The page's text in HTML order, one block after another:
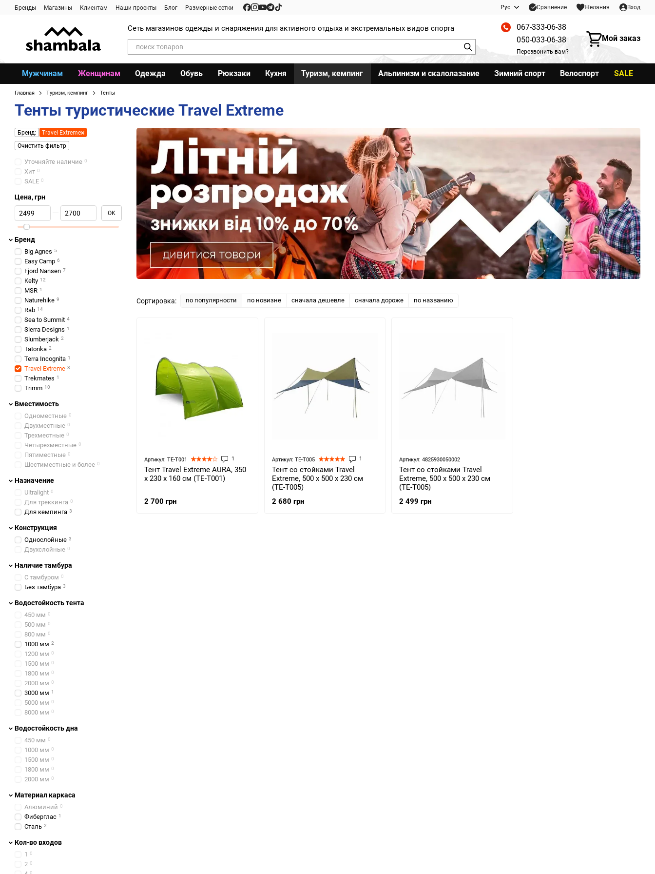
Перейти к основному контенту
Бренды Магазины Клиентам Наши проекты Блог Размерные сетки Рус Сравнение Желания Вход
Сеть магазинов одежды и снаряжения для активного отдыха и экстремальных видов спорта
067-333-06-38
050-033-06-38
Перезвонить вам?
Мой заказ
Мужчинам Женщинам Одежда Обувь Рюкзаки Кухня Туризм, кемпинг Альпинизм и скалолазание Зимний спорт Велоспорт SALE
Главная Туризм, кемпинг Тенты
Тенты туристические Travel Extreme
Сортировка: по популярности по новизне сначала дешевле сначала дороже по названию
Артикул: ТЕ-Т001 1
Тент Travel Extreme AURA, 350
х 230 х 160 см (ТЕ-Т001)
2 700 грн
Артикул: ТЕ-Т005 1
Тент со стойками Travel
Extreme, 500 х 500 х 230 см
(ТЕ-Т005)
2 680 грн
Артикул: 4825930050002
Тент со стойками Travel
Extreme, 500 х 500 х 230 см
(ТЕ-Т005)
2 499 грн
Бренд:
Travel Extreme
Очистить фильтр
Уточняйте наличие 0
Хит 0
SALE 0
Цена, грн
От Цена, грн
До Цена, грн OK
Бренд
Big Agnes 5
Easy Camp 6
Fjord Nansen 7
Kelty 12
MSR 1
Naturehike 9
Rab 14
Sea to Summit 4
Sierra Designs 1
Slumberjack 2
Tatonka 2
Terra Incognita 1
Travel Extreme 3
Trekmates 1
Trimm 10
Вместимость
Одноместные 0
Двухместные 0
Трехместные 0
Четырехместные 0
Пятиместные 0
Шестиместные и более 0
Назначение
Ultralight 0
Для треккинга 0
Для кемпинга 3
Конструкция
Однослойные 3
Двухслойные 0
Наличие тамбура
С тамбуром 0
Без тамбура 3
Водостойкость тента
450 мм 0
500 мм 0
800 мм 0
1000 мм 2
1200 мм 0
1500 мм 0
1800 мм 0
2000 мм 0
3000 мм 1
5000 мм 0
8000 мм 0
Водостойкость дна
450 мм 0
1000 мм 0
1500 мм 0
1800 мм 0
2000 мм 0
Материал каркаса
Алюминий 0
Фиберглас 1
Сталь 2
Кол-во входов
1 0
2 0
0